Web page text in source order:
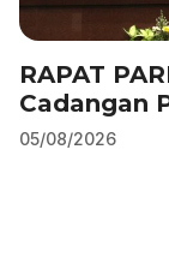
RAPAT
Cadangan
05/08/2026